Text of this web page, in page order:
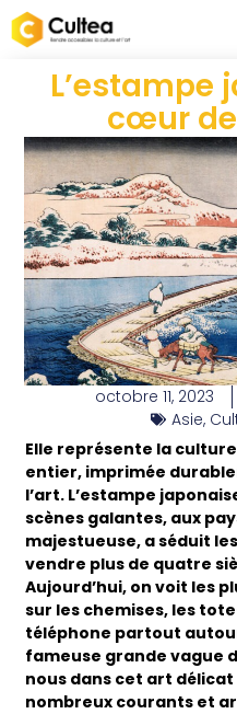
L’estampe
cœur
octobre 11, 2023
Asie,
Elle représente la
entier, imprimée
l’art. L’estampe
scènes galantes, aux
majestueuse, a séduit
vendre plus de quatre
Aujourd’hui, on voit les
sur les chemises, les
téléphone partout
fameuse grande vague
nous dans cet art délicat
nombreux courants et